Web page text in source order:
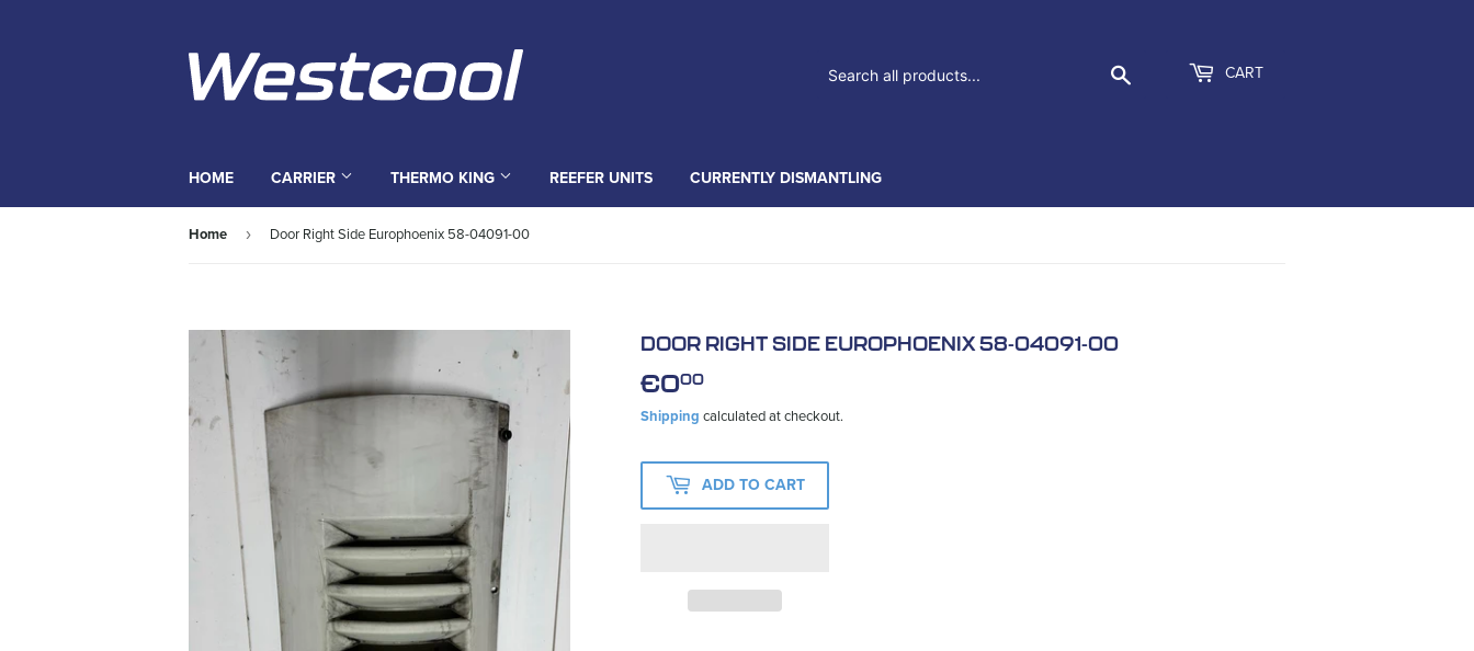
CART
HOME CARRIER THERMO KING REEFER UNITS CURRENTLY DISMANTLING
Home › Door Right Side Europhoenix 58-04091-00
DOOR RIGHT SIDE EUROPHOENIX 58-04091-00
€000
Shipping calculated at checkout.
ADD TO CART